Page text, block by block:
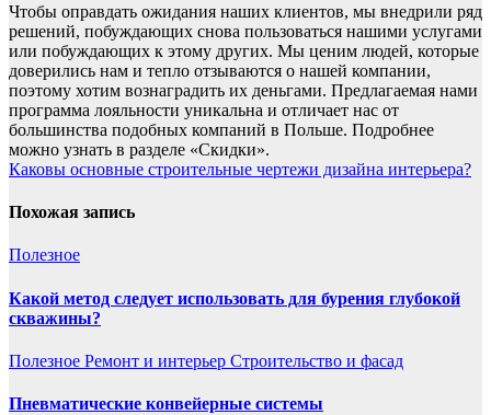
Чтобы оправдать ожидания наших клиентов, мы внедрили ряд
решений, побуждающих снова пользоваться нашими услугами
или побуждающих к этому других. Мы ценим людей, которые
доверились нам и тепло отзываются о нашей компании,
поэтому хотим вознаградить их деньгами. Предлагаемая нами
программа лояльности уникальна и отличает нас от
большинства подобных компаний в Польше. Подробнее
можно узнать в разделе «Скидки».
Навигация
по
Каковы основные строительные чертежи дизайна интерьера?
Похожая запись
Полезнoe
Какой метод следует использовать для бурения глубокой
скважины?
Полезнoe Ремонт и интерьер Строительство и фасад
Пневматические конвейерные системы